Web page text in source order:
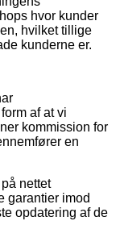
hvor kunder
hvilket tillige
kunderne er.
af at vi
kommission for
en
nettet
garantier imod
opdatering af de